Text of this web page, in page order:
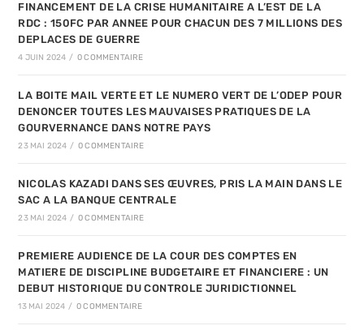
FINANCEMENT DE LA CRISE HUMANITAIRE A L’EST DE LA
RDC : 150FC PAR ANNEE POUR CHACUN DES 7 MILLIONS DES
DEPLACES DE GUERRE
4 JUIN 2024 / 0 COMMENTAIRE
LA BOITE MAIL VERTE ET LE NUMERO VERT DE L’ODEP POUR
DENONCER TOUTES LES MAUVAISES PRATIQUES DE LA
GOURVERNANCE DANS NOTRE PAYS
23 MAI 2024 / 0 COMMENTAIRE
NICOLAS KAZADI DANS SES ŒUVRES, PRIS LA MAIN DANS LE
SAC A LA BANQUE CENTRALE
23 MAI 2024 / 0 COMMENTAIRE
PREMIERE AUDIENCE DE LA COUR DES COMPTES EN
MATIERE DE DISCIPLINE BUDGETAIRE ET FINANCIERE : UN
DEBUT HISTORIQUE DU CONTROLE JURIDICTIONNEL
13 MAI 2024 / 0 COMMENTAIRE